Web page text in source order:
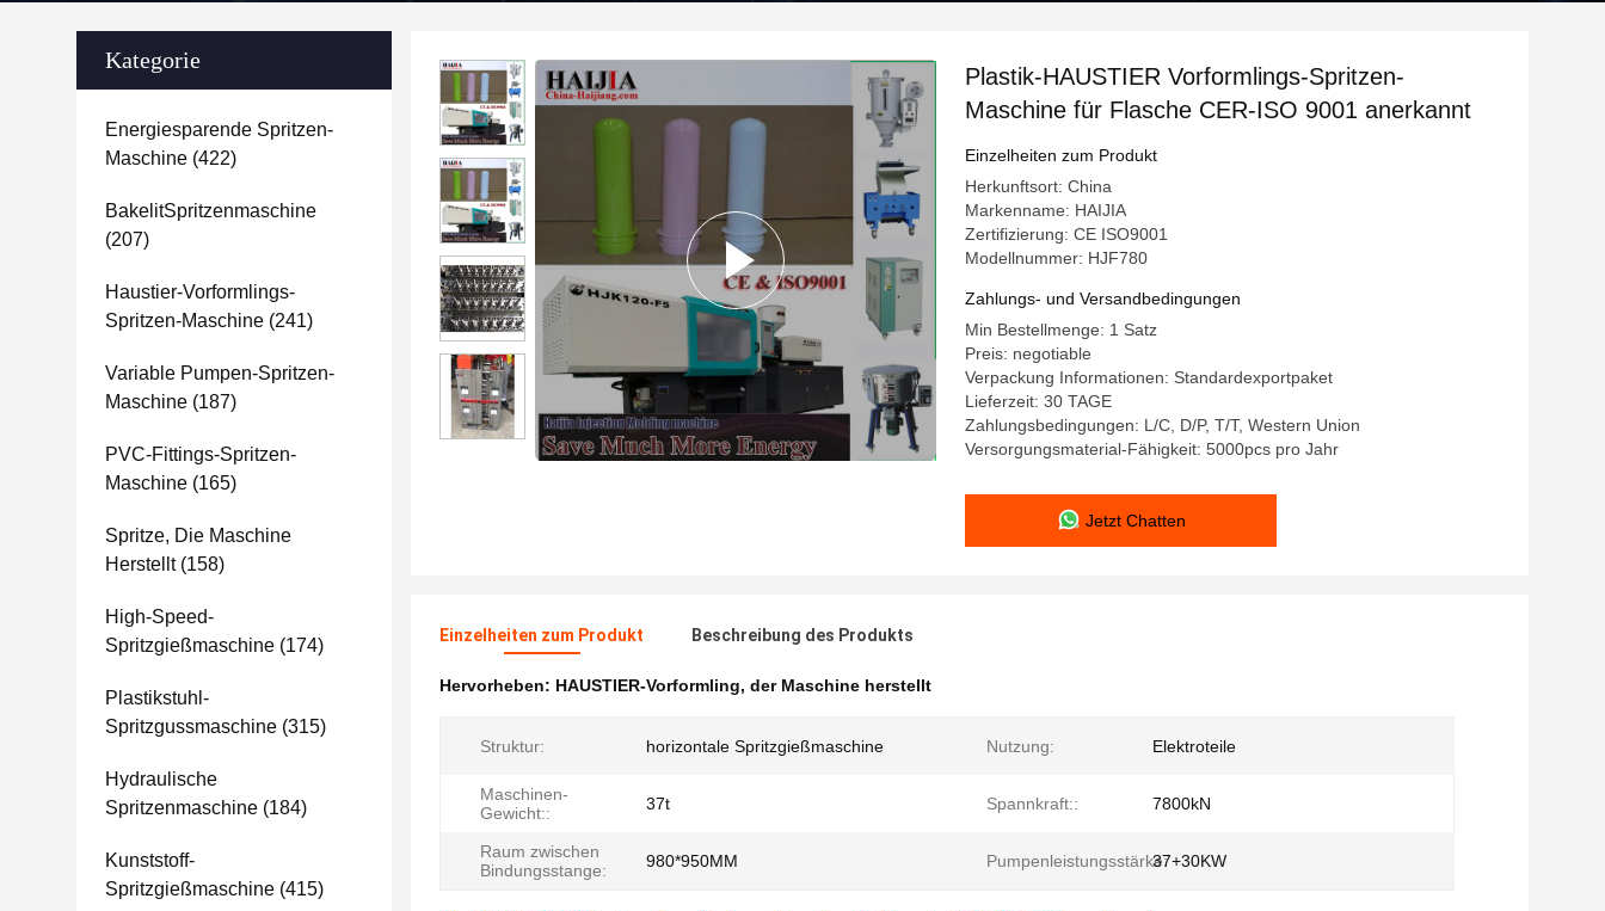
Kategorie
Energiesparende Spritzen-
Maschine (422)
BakelitSpritzenmaschine
(207)
Haustier-Vorformlings-
Spritzen-Maschine (241)
Variable Pumpen-Spritzen-
Maschine (187)
PVC-Fittings-Spritzen-
Maschine (165)
Spritze, Die Maschine
Herstellt(158)
High-Speed-
Spritzgießmaschine (174)
Plastikstuhl-
Spritzgussmaschine (315)
Hydraulische
Spritzenmaschine (184)
Kunststoff-
Spritzgießmaschine (415)
Plastik-HAUSTIER Vorformlings-Spritzen-
Maschine für Flasche CER-ISO 9001 anerkannt
Einzelheiten zum Produkt
Herkunftsort: China
Markenname: HAIJIA
Zertifizierung: CE ISO9001
Modellnummer: HJF780
Zahlungs- und Versandbedingungen
Min Bestellmenge: 1 Satz
Preis: negotiable
Verpackung Informationen: Standardexportpaket
Lieferzeit: 30 TAGE
Zahlungsbedingungen: L/C, D/P, T/T, Western Union
Versorgungsmaterial-Fähigkeit: 5000pcs pro Jahr
Jetzt Chatten
Einzelheiten zum Produkt Beschreibung des Produkts
Hervorheben: HAUSTIER-Vorformling, der Maschine herstellt
Struktur: horizontale Spritzgießmaschine Nutzung: Elektroteile
Maschinen-
Gewicht::
37t Spannkraft:: 7800kN
Raum zwischen
Bindungsstange:
980*950MM Pumpenleistungsstärke:37+30KW